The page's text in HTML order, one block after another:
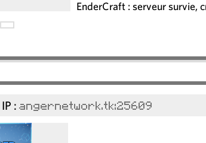
EnderCraft : serveur survie,
IP : angernetwork.tk:25609